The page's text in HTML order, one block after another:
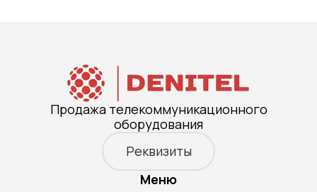
Продажа телекоммуникационного
оборудования
Реквизиты
Меню